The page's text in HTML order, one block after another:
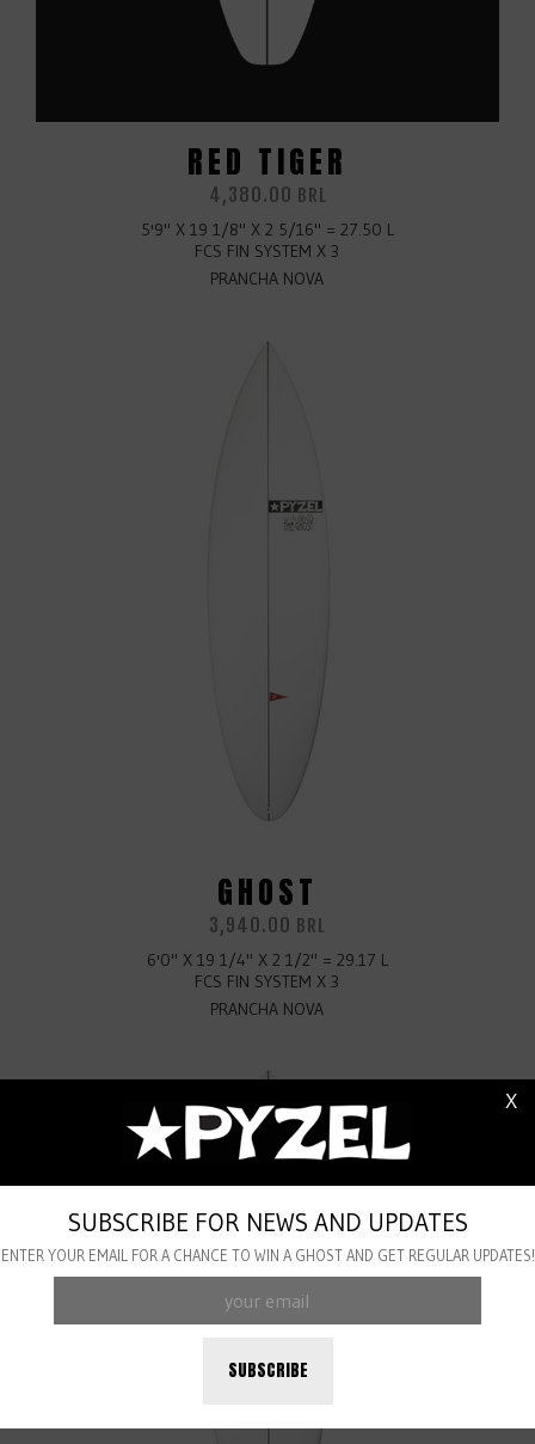
RED TIGER
4,380.00 BRL
5'9" X 19 1/8" X 2 5/16" = 27.50 L
FCS FIN SYSTEM X 3
PRANCHA NOVA
GHOST
3,940.00 BRL
6'0" X 19 1/4" X 2 1/2" = 29.17 L
FCS FIN SYSTEM X 3
PRANCHA NOVA
X
SUBSCRIBE FOR NEWS AND UPDATES
ENTER YOUR EMAIL FOR A CHANCE TO WIN A GHOST AND GET REGULAR UPDATES!
SUBSCRIBE